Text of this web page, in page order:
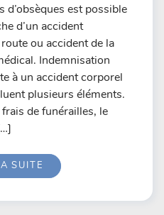
d’obsèques est possible
d’un accident
ou accident de la
Indemnisation
à un accident corporel
plusieurs éléments.
de funérailles, le
SUITE